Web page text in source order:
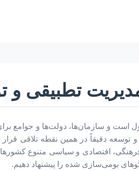
تطبیقی و
است و سازمان‌ها، دولت‌ها و جوامع
توسعه دقیقاً در همین نقطه تلاقی
اقتصادی و سیاسی متنوع کشورها
بومی‌سازی شده را پیشنهاد دهیم.